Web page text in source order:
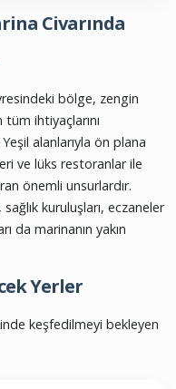
Civarında
bölge, zengin
ihtiyaçlarını
alanlarıyla ön plana
ve lüks restoranlar ile
önemli unsurlardır.
sağlık kuruluşları, eczaneler
da marinanın yakın
Yerler
keşfedilmeyi bekleyen